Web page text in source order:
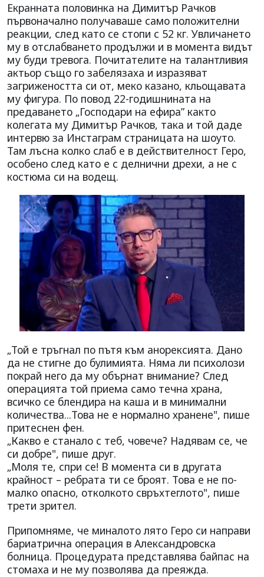
Екранната половинка на Димитър Рачков
първоначално получаваше само положителни
реакции, след като се стопи с 52 кг. Увличането
му в отслабването продължи и в момента видът
му буди тревога. Почитателите на талантливия
актьор също го забелязаха и изразяват
загрижеността си от, меко казано, кльощавата
му фигура. По повод 22-годишнината на
предаването „Господари на ефира” както
колегата му Димитър Рачков, така и той даде
интервю за Инстаграм страницата на шоуто.
Там лъсна колко слаб е в действителност Геро,
особено след като е с делнични дрехи, а не с
костюма си на водещ.
„Той е тръгнал по пътя към анорексията. Дано
да не стигне до булимията. Няма ли психолози
покрай него да му обърнат внимание? След
операцията той приема само течна храна,
всичко се блендира на каша и в минимални
количества...Това не е нормално хранене", пише
притеснен фен.
„Какво е станало с теб, човече? Надявам се, че
си добре", пише друг.
„Моля те, спри се! В момента си в другата
крайност – ребрата ти се броят. Това е не по-
малко опасно, отколкото свръхтеглото", пише
трети зрител.
Припомняме, че миналото лято Геро си направи
бариатрична операция в Александровска
болница. Процедурата представлява байпас на
стомаха и не му позволява да преяжда.